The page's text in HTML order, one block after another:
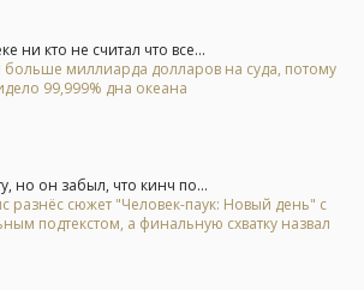
ни кто не считал что все...
больше миллиарда долларов на суда, потому
99,999% дна океана
но он забыл, что кинч по...
разнёс сюжет "Человек-паук: Новый день" с
подтекстом, а финальную схватку назвал